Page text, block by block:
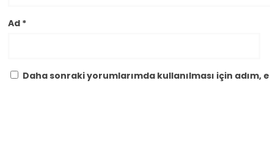
Ad *
Daha sonraki yorumlarımda kullanılması için